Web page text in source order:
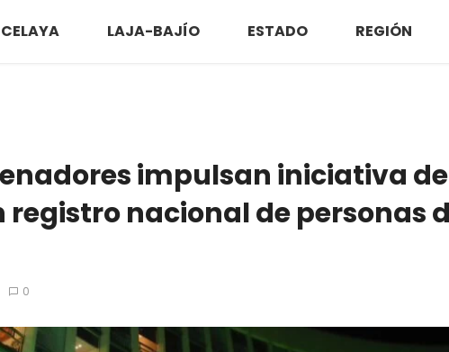
CELAYA LAJA-BAJÍO ESTADO REGIÓN
impulsan iniciativa de
nacional de personas
0